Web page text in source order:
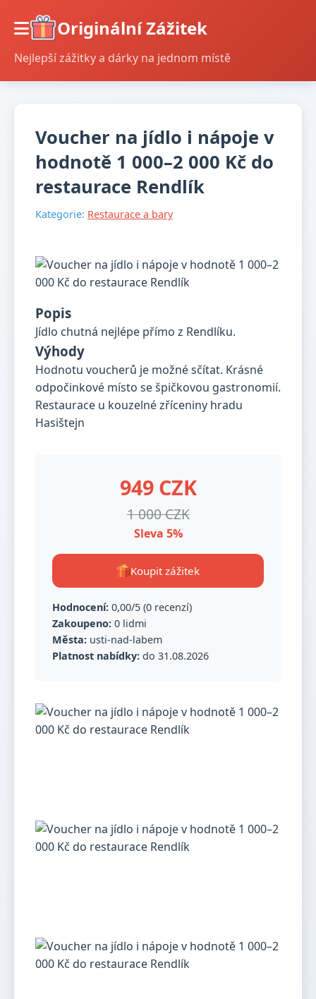
Originální Zážitek
Nejlepší zážitky a dárky na jednom místě
Voucher na jídlo i nápoje v
hodnotě 1 000–2 000 Kč do
restaurace Rendlík
Kategorie: Restaurace a bary
Popis
Jídlo chutná nejlépe přímo z Rendlíku.
Výhody
Hodnotu voucherů je možné sčítat. Krásné
odpočinkové místo se špičkovou gastronomií.
Restaurace u kouzelné zříceniny hradu
Hasištejn
949 CZK
1 000 CZK
Sleva 5%
Koupit zážitek
Hodnocení: 0,00/5 (0 recenzí)
Zakoupeno: 0 lidmi
Města: usti-nad-labem
Platnost nabídky: do 31.08.2026